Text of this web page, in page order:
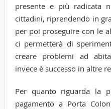
presente e più radicata
cittadini, riprendendo in
per poi proseguire con le
ci permetterà di
creare problemi ad
invece è successo in altre
Per quanto riguarda la
pagamento a Porta